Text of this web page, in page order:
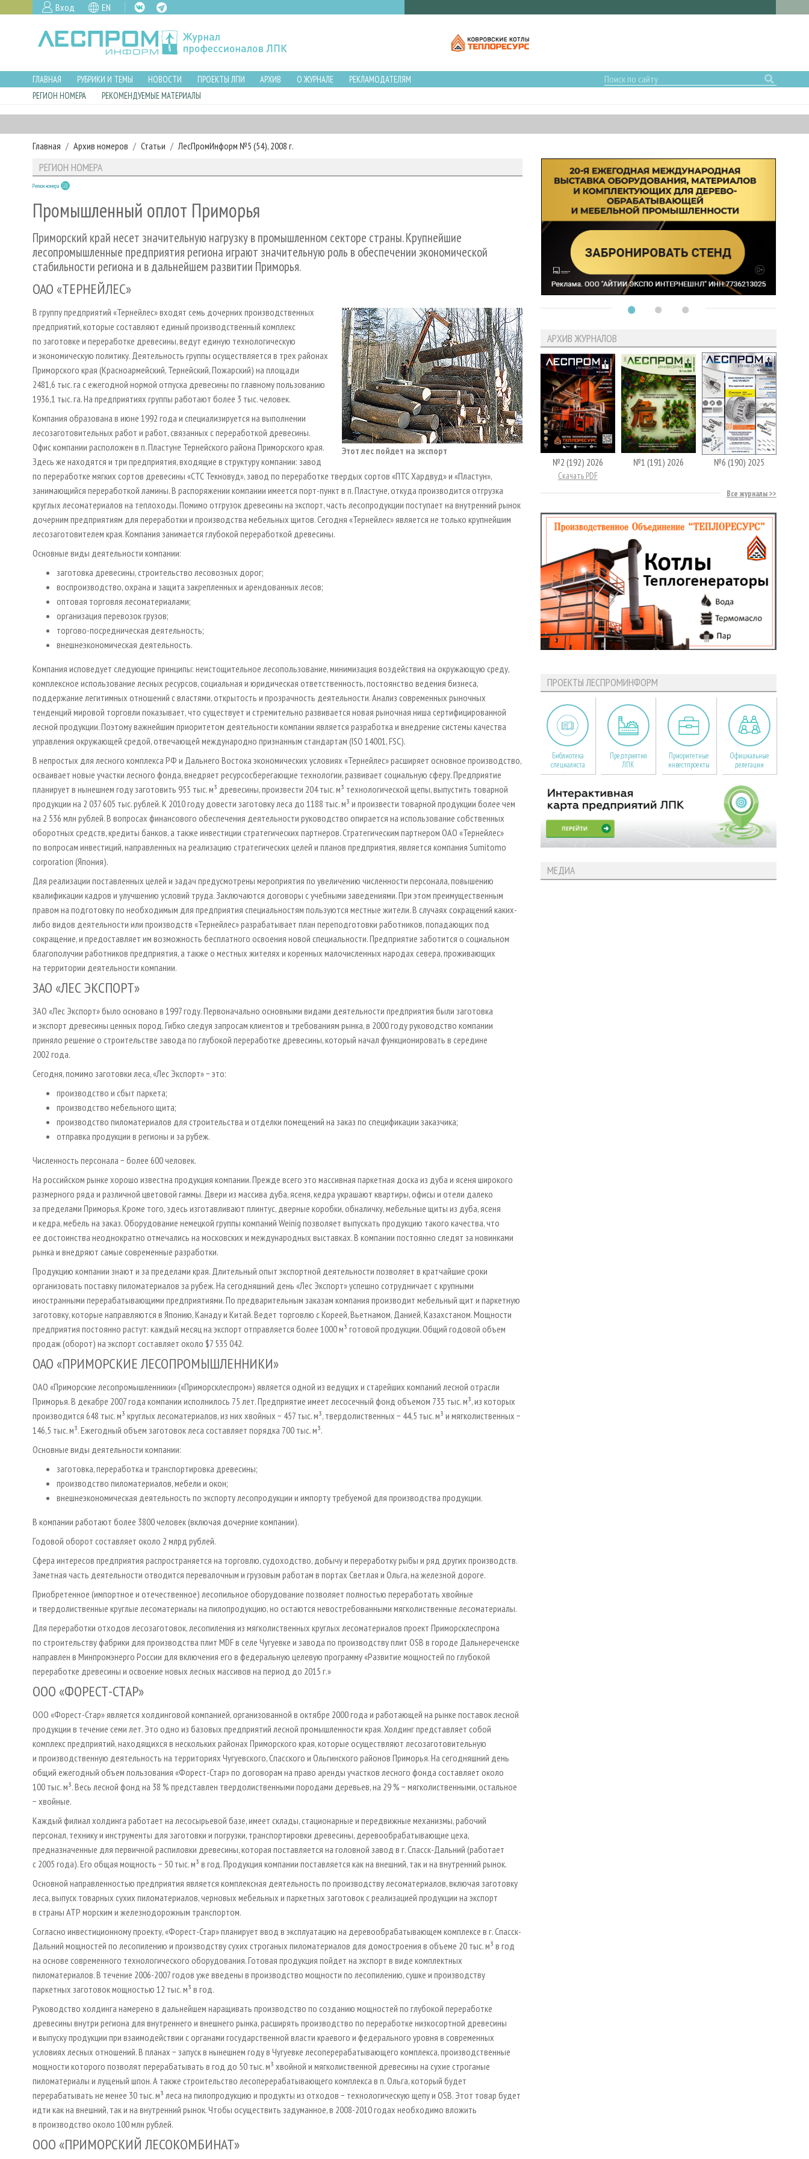
Вход EN
ГЛАВНАЯ РУБРИКИ И ТЕМЫ НОВОСТИ ПРОЕКТЫ ЛПИ АРХИВ О ЖУРНАЛЕ
РЕКЛАМОДАТЕЛЯМ
РЕГИОН НОМЕРА
РЕКОМЕНДУЕМЫЕ МАТЕРИАЛЫ
Главная Архив номеров Статьи ЛесПромИнформ №5 (54), 2008 г.
РЕГИОН НОМЕРА
Регион номера
Промышленный оплот Приморья
Приморский край несет значительную нагрузку в промышленном секторе страны. Крупнейшие
лесопромышленные предприятия региона играют значительную роль в обеспечении экономической
стабильности региона и в дальнейшем развитии Приморья.
ОАО «ТЕРНЕЙЛЕС»
Этот лес пойдет на экспорт
В группу предприятий «Тернейлес» входят семь дочерних производственных
предприятий, которые составляют единый производственный комплекс
по заготовке и переработке древесины, ведут единую технологическую
и экономическую политику. Деятельность группы осуществляется в трех районах
Приморского края (Красноармейский, Тернейский, Пожарский) на площади
2481,6 тыс. га с ежегодной нормой отпуска древесины по главному пользованию
1936,1 тыс. га. На предприятиях группы работают более 3 тыс. человек.
Компания образована в июне 1992 года и специализируется на выполнении
лесозаготовительных работ и работ, связанных с переработкой древесины.
Офис компании расположен в п. Пластуне Тернейского района Приморского края.
Здесь же находятся и три предприятия, входящие в структуру компании: завод
по переработке мягких сортов древесины «СТС Текновуд», завод по переработке твердых сортов «ПТС Хардвуд» и «Пластун»,
занимающийся переработкой ламины. В распоряжении компании имеется порт-пункт в п. Пластуне, откуда производится отгрузка
круглых лесоматериалов на теплоходы. Помимо отгрузок древесины на экспорт, часть лесопродукции поступает на внутренний рынок
дочерним предприятиям для переработки и производства мебельных щитов. Сегодня «Тернейлес» является не только крупнейшим
лесозаготовителем края. Компания занимается глубокой переработкой древесины.
Основные виды деятельности компании:
заготовка древесины, строительство лесовозных дорог;
воспроизводство, охрана и защита закрепленных и арендованных лесов;
оптовая торговля лесомате­риалами;
организация перевозок грузов;
торгово-посредническая деятель­ность;
внешнеэкономическая деятельность.
Компания исповедует следующие принципы: неистощительное лесопользование, минимизация воздействия на окружающую среду,
комплексное использование лесных ресурсов, социальная и юридическая ответственность, постоянство ведения бизнеса,
поддержание легитимных отношений с властями, открытость и прозрачность деятельности. Анализ современных рыночных
тенденций мировой торговли показывает, что существует и стремительно развивается новая рыночная ниша сертифицированной
лесной продукции. Поэтому важнейшим приоритетом деятельности компании является разработка и внедрение системы качества
управления окружающей средой, отвечающей международно признанным стандартам (ISO 14001, FSC).
В непростых для лесного комплекса РФ и Дальнего Востока экономических условиях «Тернейлес» расширяет основное производство,
осваивает новые участки лесного фонда, внедряет ресурсосберегающие технологии, развивает социальную сферу. Предприятие
планирует в нынешнем году заготовить 955 тыс. м³ древесины, произвести 204 тыс. м³ технологической щепы, выпустить товарной
продукции на 2 037 605 тыс. рублей. К 2010 году довести заготовку леса до 1188 тыс. м³ и произвести товарной продукции более чем
на 2 536 млн рублей. В вопросах финансового обеспечения деятельности руководство опирается на использование собственных
оборотных средств, кредиты банков, а также инвестиции стратегических партнеров. Стратегическим партнером ОАО «Тернейлес»
по вопросам инвестиций, направленных на реализацию стратегических целей и планов предприятия, является компания Sumitomo
сorporation (Япония).
Для реализации поставленных целей и задач предусмотрены мероприятия по увеличению численности персонала, повышению
квалификации кадров и улучшению условий труда. Заключаются договоры с учебными заведениями. При этом преимущественным
правом на подготовку по необходимым для предприятия специальностям пользуются местные жители. В случаях сокращений каких-
либо видов деятельности или производств «Тернейлес» разрабатывает план переподготовки работников, попадающих под
сокращение, и предоставляет им возможность бесплатного освоения новой специальности. Предприятие заботится о социальном
благополучии работников предприятия, а также о местных жителях и коренных малочисленных народах севера, проживающих
на территории деятельности компании.
ЗАО «ЛЕС ЭКСПОРТ»
ЗАО «Лес Экспорт» было основано в 1997 году. Первоначально основными видами деятельности предприятия были заготовка
и экспорт древесины ценных пород. Гибко следуя запросам клиентов и требованиям рынка, в 2000 году руководство компании
приняло решение о строительстве завода по глубокой переработке древесины, который начал функционировать в середине
2002 года.
Сегодня, помимо заготовки леса, «Лес Экспорт» − это:
производство и сбыт паркета;
производство мебельного щита;
производство пиломатериалов для строительства и отделки помещений на заказ по спецификации заказчика;
отправка продукции в регионы и за рубеж.
Численность персонала − более 600 человек.
На российском рынке хорошо известна продукция компании. Прежде всего это массивная паркетная доска из дуба и ясеня широкого
размерного ряда и различной цветовой гаммы. Двери из массива дуба, ясеня, кедра украшают квартиры, офисы и отели далеко
за пределами Приморья. Кроме того, здесь изготавливают плинтус, дверные коробки, обналичку, мебельные щиты из дуба, ясеня
и кедра, мебель на заказ. Оборудование немецкой группы компаний Weinig позволяет выпускать продукцию такого качества, что
ее достоинства неоднократно отмечались на московских и международных выставках. В компании постоянно следят за новинками
рынка и внедряют самые современные разработки.
Продукцию компании знают и за пределами края. Длительный опыт экспортной деятельности позволяет в кратчайшие сроки
организовать поставку пиломатериалов за рубеж. На сегодняшний день «Лес Экспорт» успешно сотрудничает с крупными
иностранными перерабатывающими предприятиями. По предварительным заказам компания производит мебельный щит и паркетную
заготовку, которые направляются в Японию, Канаду и Китай. Ведет торговлю с Кореей, Вьетнамом, Данией, Казахстаном. Мощности
предприятия постоянно растут: каждый месяц на экспорт отправляется более 1000 м³ готовой продукции. Общий годовой объем
продаж (оборот) на экспорт составляет около $7 535 042.
ОАО «ПРИМОРСКИЕ ЛЕСОПРОМЫШЛЕННИКИ»
ОАО «Приморские лесопромышленники» («Приморсклеспром») является одной из ведущих и старейших компаний лесной отрасли
Приморья. В декабре 2007 года компании исполнилось 75 лет. Предприятие имеет лесосечный фонд объемом 735 тыс. м³, из которых
производится 648 тыс. м³ круглых лесоматериалов, из них хвойных − 457 тыс. м³, твердолиственных − 44,5 тыс. м³ и мягколиственных −
146,5 тыс. м³. Ежегодный объем заготовок леса составляет порядка 700 тыс. м³.
Основные виды деятельности компании:
заготовка, переработка и транспортировка древесины;
производство пиломатериалов, мебели и окон;
внешнеэкономическая деятельность по экспорту лесопродукции и импорту требуемой для производства продукции.
В компании работают более 3800 человек (включая дочерние компании).
Годовой оборот составляет около 2 млрд рублей.
Сфера интересов предприятия распространяется на торговлю, судоходство, добычу и переработку рыбы и ряд других производств.
Заметная часть деятельности отводится перевалочным и грузовым работам в портах Светлая и Ольга, на железной дороге.
Приобретенное (импортное и отечественное) лесопильное оборудование позволяет полностью переработать хвойные
и твердолиственные круглые лесоматериалы на пилопродукцию, но остаются невостребованными мягколиственные лесоматериалы.
Для переработки отходов лесозаготовок, лесопиления из мягколиственных круглых лесоматериалов проект Приморсклеспрома
по строительству фабрики для производства плит MDF в селе Чугуевке и завода по производству плит OSB в городе Дальнереченске
направлен в Минпромэнерго России для включения его в федеральную целевую программу «Развитие мощностей по глубокой
переработке древесины и освоение новых лесных массивов на период до 2015 г.»
ООО «ФОРЕСТ-СТАР»
ООО «Форест-Стар» является холдинговой компанией, организованной в октябре 2000 года и работающей на рынке поставок лесной
продукции в течение семи лет. Это одно из базовых предприятий лесной промышленности края. Холдинг представляет собой
комплекс предприятий, находящихся в нескольких районах Приморского края, которые осуществляют лесозаготовительную
и производственную деятельность на территориях Чугуевского, Спасского и Ольгинского районов Приморья. На сегодняшний день
общий ежегодный объем пользования «Форест-Стар» по договорам на право аренды участков лесного фонда составляет около
100 тыс. м³. Весь лесной фонд на 38 % представлен твердолиственными породами деревьев, на 29 % − мягколиственными, остальное
− хвойные.
Каждый филиал холдинга работает на лесосырьевой базе, имеет склады, стационарные и передвижные механизмы, рабочий
персонал, технику и инструменты для заготовки и погрузки, транспортировки древесины, дерево­обрабатывающие цеха,
предназначенные для первичной распиловки древесины, которая поставляется на головной завод в г. Спасск-Дальний (работает
с 2005 года). Его общая мощность − 50 тыс. м³ в год. Продукция компании поставляется как на внешний, так и на внутренний рынок.
Основной направленностью предприятия является комплексная деятельность по производству лесоматериалов, включая заготовку
леса, выпуск товарных сухих пиломатериалов, черновых мебельных и паркетных заготовок с реализацией продукции на экспорт
в страны АТР морским и железнодорожным транспортом.
Согласно инвестиционному проекту, «Форест-Стар» планирует ввод в эксплуатацию на деревообрабатывающем комплексе в г. Спасск-
Дальний мощностей по лесопилению и производству сухих строганых пиломатериалов для домостроения в объеме 20 тыс. м³ в год
на основе современного технологического оборудования. Готовая продукция пойдет на экспорт в виде комплектных
пиломатериалов. В течение 2006-2007 годов уже введены в производство мощности по лесопилению, сушке и производству
паркетных заготовок мощностью 12 тыс. м³ в год.
Руководство холдинга намерено в дальнейшем наращивать производство по созданию мощностей по глубокой переработке
древесины внутри региона для внутреннего и внешнего рынка, расширять производство по переработке низкосортной древесины
и выпуску продукции при взаимодействии с органами государственной власти краевого и федерального уровня в современных
условиях лесных отношений. В планах − запуск в нынешнем году в Чугуевке лесоперерабатывающего комплекса, производственные
мощности которого позволят перерабатывать в год до 50 тыс. м³ хвойной и мягколиственной древесины на сухие строганые
пиломатериалы и лущеный шпон. А также строительство лесоперерабатывающего комплекса в п. Ольга, который будет
перерабатывать не менее 30 тыс. м³ леса на пилопродукцию и продукты из отходов − технологическую щепу и ОSВ. Этот товар будет
идти как на внешний, так и на внутренний рынок. Чтобы осуществить задуманное, в 2008-2010 годах необходимо вложить
в производство около 100 млн рублей.
ООО «ПРИМОРСКИЙ ЛЕСОКОМБИНАТ»
АРХИВ ЖУРНАЛОВ
№2 (192) 2026
Скачать PDF
№1 (191) 2026 №6 (190) 2025
Все журналы
ПРОЕКТЫ ЛЕСПРОМИНФОРМ
Библиотека
специалиста
Предприятия
ЛПК
Приоритетные
инвестпроекты
Официальные
делегации
МЕДИА